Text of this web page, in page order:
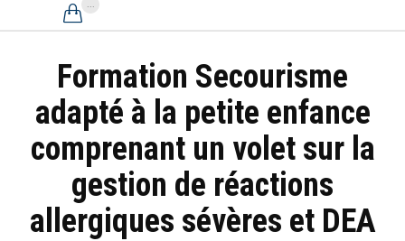

Formation Secourisme
adapté à la petite enfance
comprenant un volet sur la
gestion de réactions
allergiques sévères et DEA